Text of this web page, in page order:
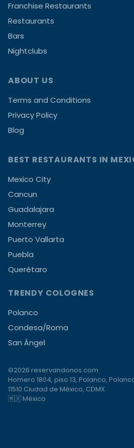
Franchise Restaurants
Restaurants
Bars
Nightclubs
ABOUT US
Terms and Conditions
Privacy Policy
Blog
BEST RESTAURANTS IN
Mexico City
Cancun
Guadalajara
Monterrey
Puerto Vallarta
Puebla
Querétaro
TRENDY COLOGNES
Polanco
Condesa/Roma
San Ángel
©2026 reservandonos.com
Homero 1804, piso 13, Polanco,
11510 Ciudad de México, CDMX
🇲🇽 México